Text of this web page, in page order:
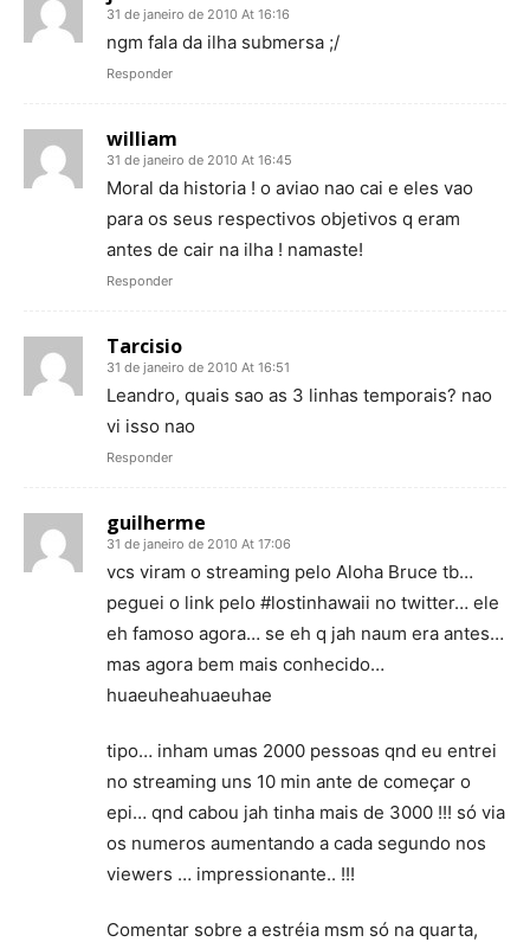
31 de janeiro de 2010 At 16:16
ngm fala da ilha submersa ;/
Responder
william
31 de janeiro de 2010 At 16:45
Moral da historia ! o aviao nao cai e eles vao
para os seus respectivos objetivos q eram
antes de cair na ilha ! namaste!
Responder
Tarcisio
31 de janeiro de 2010 At 16:51
Leandro, quais sao as 3 linhas temporais? nao
vi isso nao
Responder
guilherme
31 de janeiro de 2010 At 17:06
vcs viram o streaming pelo Aloha Bruce tb…
peguei o link pelo #lostinhawaii no twitter… ele
eh famoso agora… se eh q jah naum era antes…
mas agora bem mais conhecido…
huaeuheahuaeuhae
tipo… inham umas 2000 pessoas qnd eu entrei
no streaming uns 10 min ante de começar o
epi… qnd cabou jah tinha mais de 3000 !!! só via
os numeros aumentando a cada segundo nos
viewers … impressionante.. !!!
Comentar sobre a estréia msm só na quarta,